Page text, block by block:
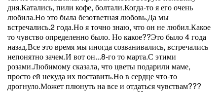
дня.Катались, пили кофе, болтали.Когда-то я его очень
любила.Но это была безответная любовь.Да мы
встречались.2 года.Но я точно знаю, что он не любил.Какое
то чувство определенно было. Но какое??Это было 4 года
назад.Все это время мы иногда созванивались, встречались
непонятно зачем.И вот он...8-го то марта.С этими
розами.Любимому сказала, что цветы подарили маме,
просто ей некуда их поставить.Но в сердце что-то
дрогнуло.Может плюнуть на все и отдаться чувствам???